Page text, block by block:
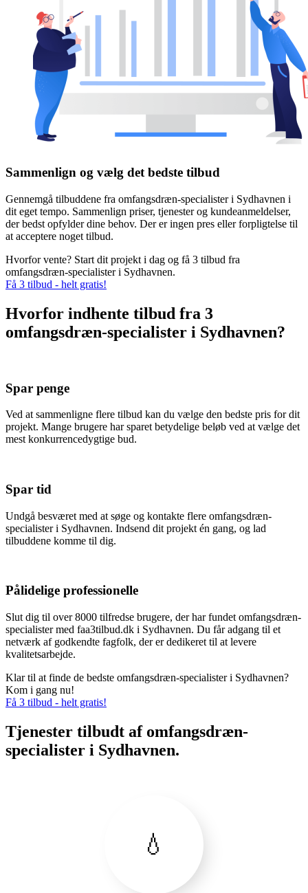
Sammenlign og vælg det bedste tilbud
Gennemgå tilbuddene fra omfangsdræn-specialister i Sydhavnen i
dit eget tempo. Sammenlign priser, tjenester og kundeanmeldelser,
der bedst opfylder dine behov. Der er ingen pres eller forpligtelse til
at acceptere noget tilbud.
Hvorfor vente? Start dit projekt i dag og få 3 tilbud fra
omfangsdræn-specialister i Sydhavnen.
Få 3 tilbud - helt gratis!
Hvorfor indhente tilbud fra 3
omfangsdræn-specialister i Sydhavnen?
Spar penge
Ved at sammenligne flere tilbud kan du vælge den bedste pris for dit
projekt. Mange brugere har sparet betydelige beløb ved at vælge det
mest konkurrencedygtige bud.
Spar tid
Undgå besværet med at søge og kontakte flere omfangsdræn-
specialister i Sydhavnen. Indsend dit projekt én gang, og lad
tilbuddene komme til dig.
Pålidelige professionelle
Slut dig til over 8000 tilfredse brugere, der har fundet omfangsdræn-
specialister med faa3tilbud.dk i Sydhavnen. Du får adgang til et
netværk af godkendte fagfolk, der er dedikeret til at levere
kvalitetsarbejde.
Klar til at finde de bedste omfangsdræn-specialister i Sydhavnen?
Kom i gang nu!
Få 3 tilbud - helt gratis!
Tjenester tilbudt af omfangsdræn-
specialister i Sydhavnen.
💧